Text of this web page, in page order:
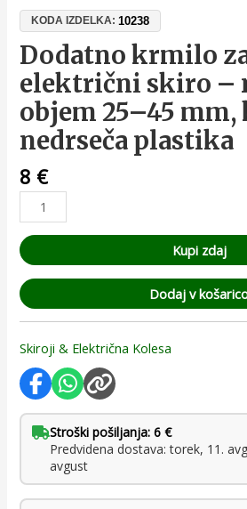
KODA IZDELKA:10238
Dodatno krmilo
električni skiro –
objem 25–45 mm,
nedrseča plastika
8 €
Kupi zdaj
Dodaj v
Skiroji & Električna Kolesa
Stroški pošiljanja: 6 €
Predvidena dostava: torek, 11.
avgust